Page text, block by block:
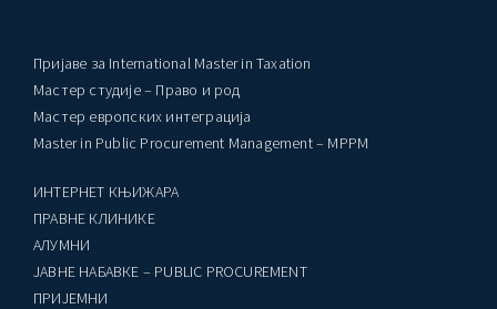
Пријаве за International Master in Taxation
Мастер студије – Право и род
Мастер европских интеграција
Master in Public Procurement Management – MPPM
ИНТЕРНЕТ КЊИЖАРА
ПРАВНЕ КЛИНИКЕ
AЛУМНИ
ЈАВНЕ НАБАВКЕ – PUBLIC PROCUREMENT
ПРИЈЕМНИ